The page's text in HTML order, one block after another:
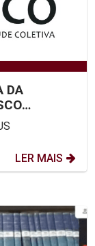
DA
LER MAIS